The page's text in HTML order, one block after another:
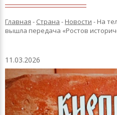
Главная - Страна - Новости - На
вышла передача «Ростов
11.03.2026